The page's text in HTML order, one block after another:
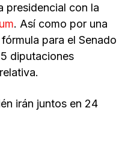
presidencial con la
. Así como por una
para el Senado
diputaciones
irán juntos en 24